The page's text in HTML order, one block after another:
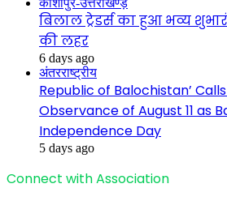
काशीपुर-उत्तराखण्ड़
बिलाल ट्रेडर्स का हुआ भव्य
की लहर
6 days ago
अंतरराष्ट्रीय
Republic of Balochistan’
Observance of August 11 as
Independence Day
5 days ago
Connect with Association